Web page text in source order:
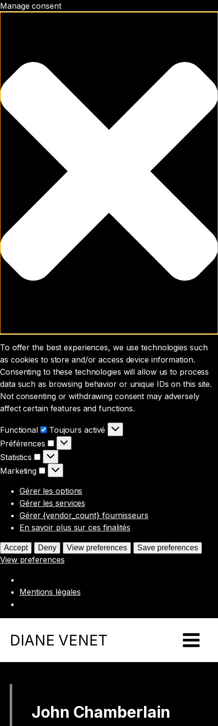
Manage consent
To offer the best experiences, we use technologies such
as cookies to store and/or access device information.
Consenting to these technologies will allow us to process
data such as browsing behavior or unique IDs on this site.
Not consenting or withdrawing consent may adversely
affect certain features and functions.
Functional Functional
Toujours activé
Préférences
Préférences
Statistics
Statistics
Marketing
Marketing
Gérer les options
Gérer les services
Gérer {vendor_count} fournisseurs
En savoir plus sur ces finalités
Accept Deny View preferences Save preferences
View preferences
Mentions légales
DIANE VENET
John Chamberlain